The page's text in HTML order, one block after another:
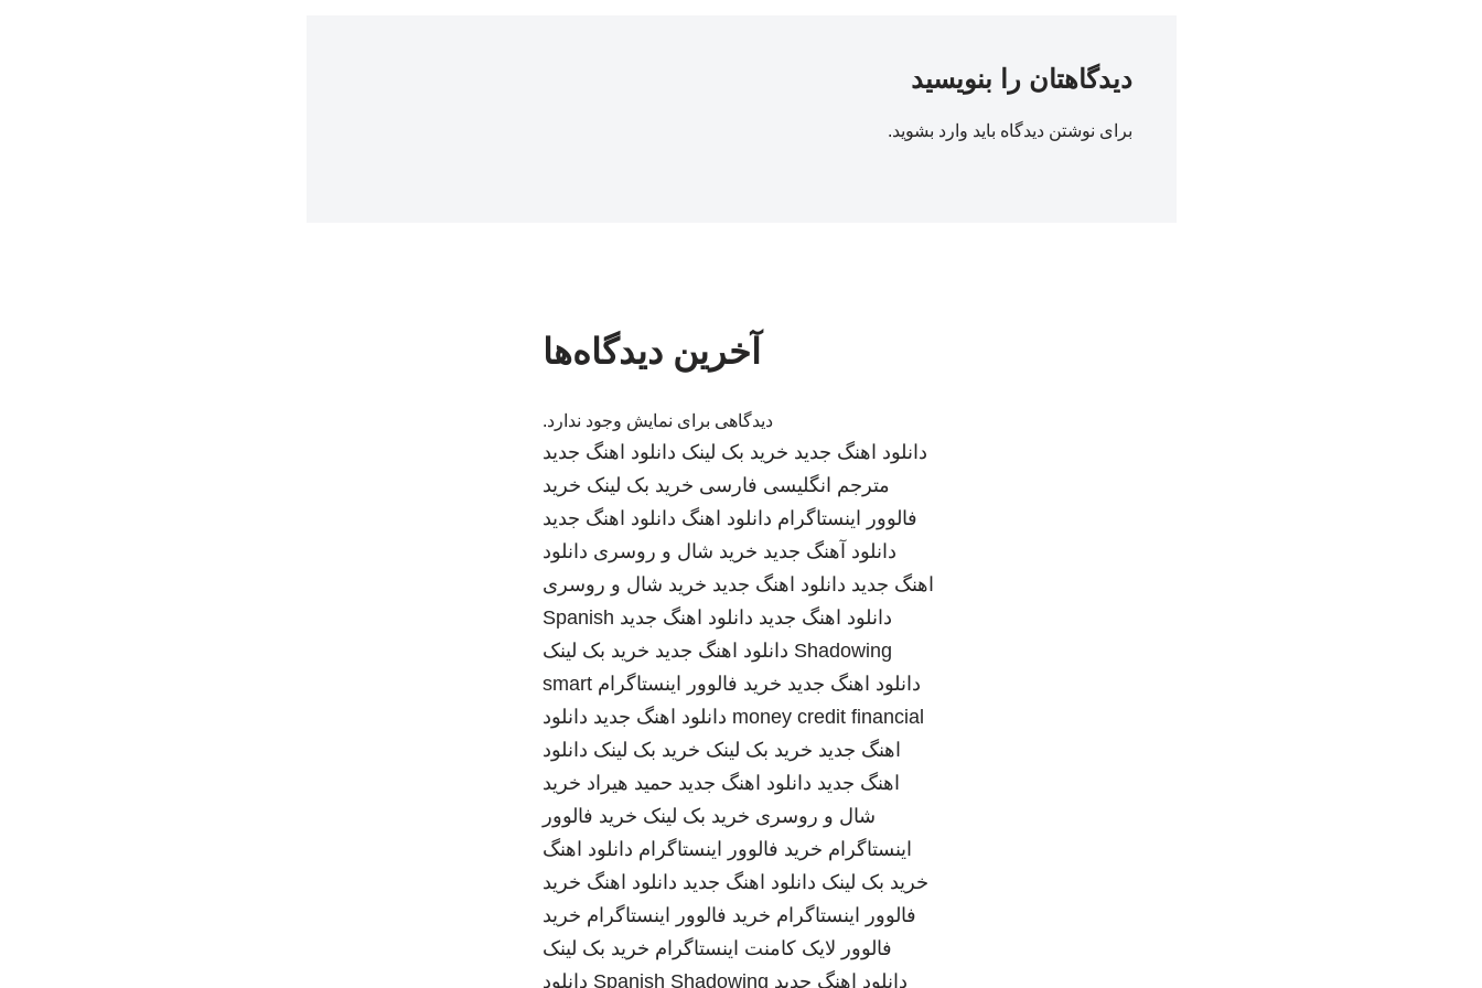
دیدگاهتان را بنویسید
برای نوشتن دیدگاه باید وارد بشوید.
آخرین دیدگاه‌ها
دیدگاهی برای نمایش وجود ندارد.
دانلود اهنگ جدید خرید بک لینک دانلود اهنگ جدید
مترجم انگلیسی فارسی خرید بک لینک خرید
فالوور اینستاگرام دانلود اهنگ دانلود اهنگ جدید
دانلود آهنگ جدید خرید شال و روسری دانلود
اهنگ جدید دانلود اهنگ جدید خرید شال و روسری
دانلود اهنگ جدید دانلود اهنگ جدید Spanish
Shadowing دانلود اهنگ جدید خرید بک لینک
دانلود اهنگ جدید خرید فالوور اینستاگرام smart
money credit financial دانلود اهنگ جدید دانلود
اهنگ جدید خرید بک لینک خرید بک لینک دانلود
اهنگ جدید دانلود اهنگ جدید حمید هیراد خرید
شال و روسری خرید بک لینک خرید فالوور
اینستاگرام خرید فالوور اینستاگرام دانلود اهنگ
خرید بک لینک دانلود اهنگ جدید دانلود اهنگ خرید
فالوور اینستاگرام خرید فالوور اینستاگرام خرید
فالوور لایک کامنت اینستاگرام خرید بک لینک
دانلود اهنگ جدید Spanish Shadowing دانلود